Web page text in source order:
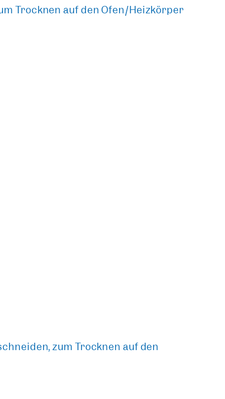
Trocknen auf den Ofen/Heizkörper
zum Trocknen auf den